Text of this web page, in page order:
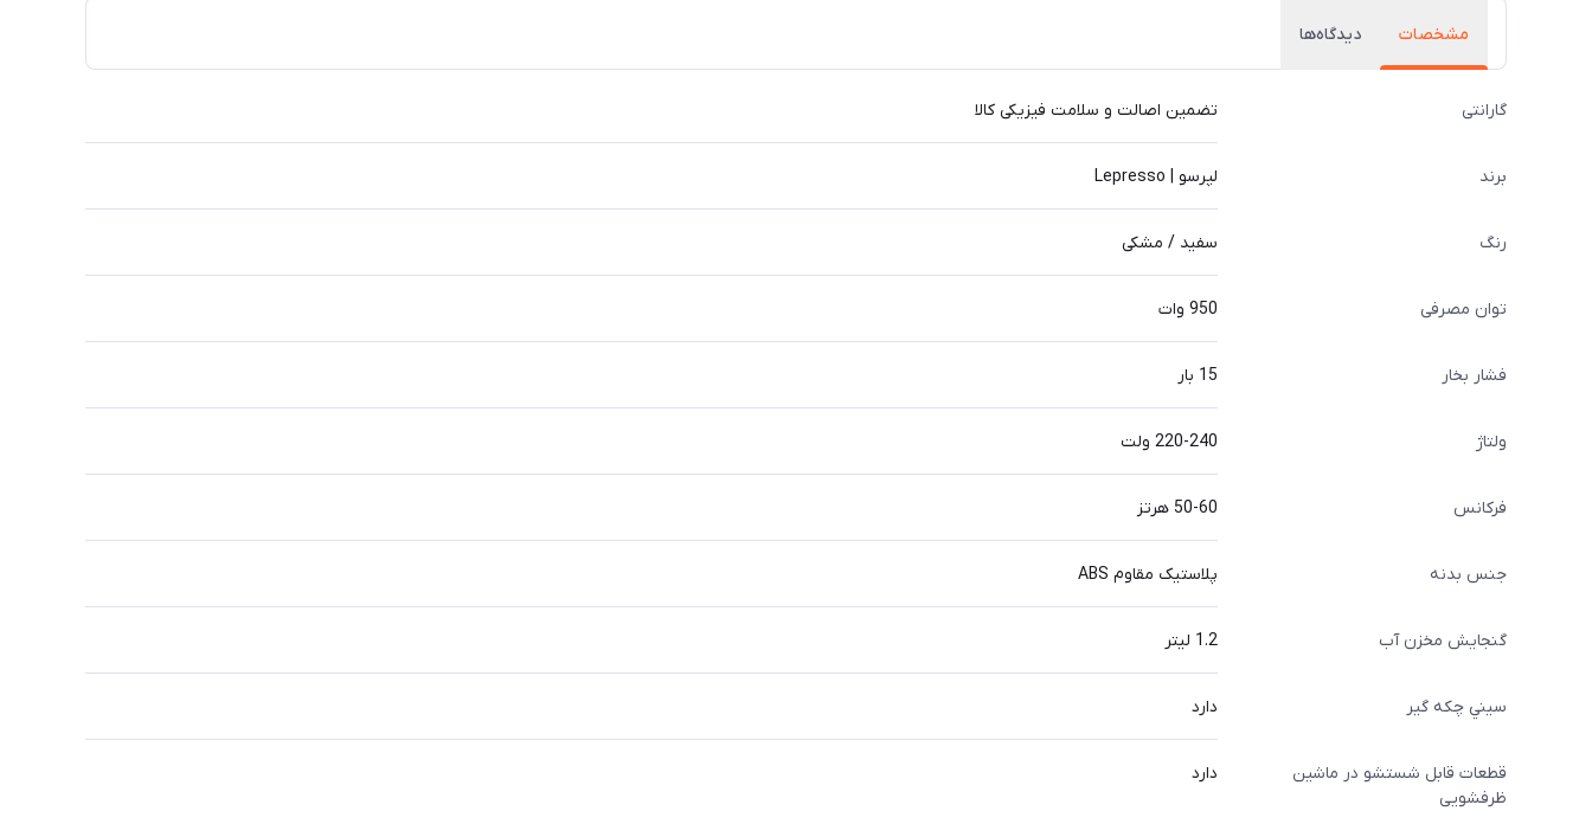
مشخصات دیدگاه‌ها
گارانتی تضمین اصالت و سلامت فیزیکی کالا
برند لپرسو | Lepresso
رنگ سفید / مشکی
توان مصرفی 950 وات
فشار بخار 15 بار
ولتاژ 220-240 ولت
فرکانس 50-60 هرتز
جنس بدنه پلاستیک مقاوم ABS
گنجایش مخزن آب 1.2 لیتر
سيني چکه گير دارد
قطعات قابل شستشو در ماشین
ظرفشویی
دارد